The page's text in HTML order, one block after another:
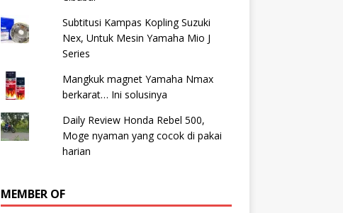
Subtitusi Kampas Kopling Suzuki
Nex, Untuk Mesin Yamaha Mio J
Series
Mangkuk magnet Yamaha Nmax
berkarat… Ini solusinya
Daily Review Honda Rebel 500,
Moge nyaman yang cocok di pakai
harian
MEMBER OF